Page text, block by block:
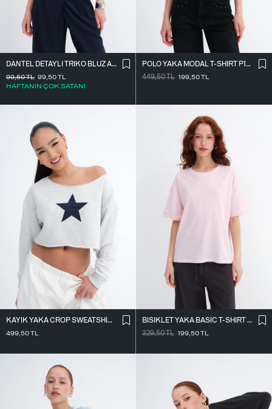
DANTEL DETAYLI TRIKO BLUZ A2957
99,50TL
HAFTANIN ÇOK SATANI
99,50TL
POLO YAKA MODAL T-SHIRT P19578
449,50TL 199,50TL
KAYIK YAKA CROP SWEATSHIRT S10702
499,50TL
BISIKLET YAKA BASIC T-SHIRT P1902
329,50TL 199,50TL